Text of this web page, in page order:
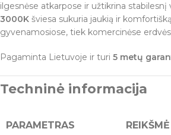
ilgesnėse atkarpose ir užtikrina stabilesnį
3000K šviesa sukuria jaukią ir
gyvenamosiose, tiek komercinėse
Pagaminta Lietuvoje ir turi 5 metų
Techninė informacija
PARAMETRAS REIKŠMĖ